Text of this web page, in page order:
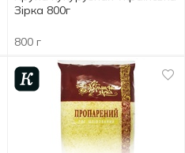
Зірка 800г
800 г